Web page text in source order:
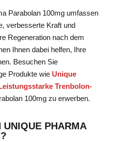
Parabolan 100mg umfassen
verbesserte Kraft und
Regeneration nach dem
Ihnen dabei helfen, Ihre
Besuchen Sie
Produkte wie Unique
Trenbolon-
100mg zu erwerben.
UNIQUE PHARMA